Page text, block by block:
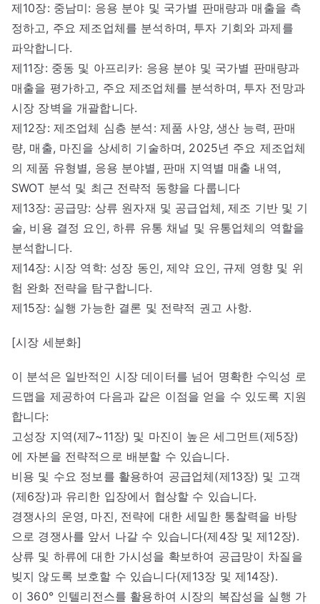
제10장: 중남미: 응용 분야 및 국가별 판매량과 매출을 측
정하고, 주요 제조업체를 분석하며, 투자 기회와 과제를
파악합니다.
제11장: 중동 및 아프리카: 응용 분야 및 국가별 판매량과
매출을 평가하고, 주요 제조업체를 분석하며, 투자 전망과
시장 장벽을 개괄합니다.
제12장: 제조업체 심층 분석: 제품 사양, 생산 능력, 판매
량, 매출, 마진을 상세히 기술하며, 2025년 주요 제조업체
의 제품 유형별, 응용 분야별, 판매 지역별 매출 내역,
SWOT 분석 및 최근 전략적 동향을 다룹니다
제13장: 공급망: 상류 원자재 및 공급업체, 제조 기반 및 기
술, 비용 결정 요인, 하류 유통 채널 및 유통업체의 역할을
분석합니다.
제14장: 시장 역학: 성장 동인, 제약 요인, 규제 영향 및 위
험 완화 전략을 탐구합니다.
제15장: 실행 가능한 결론 및 전략적 권고 사항.
[시장 세분화]
이 분석은 일반적인 시장 데이터를 넘어 명확한 수익성 로
드맵을 제공하여 다음과 같은 이점을 얻을 수 있도록 지원
합니다:
고성장 지역(제7~11장) 및 마진이 높은 세그먼트(제5장)
에 자본을 전략적으로 배분할 수 있습니다.
비용 및 수요 정보를 활용하여 공급업체(제13장) 및 고객
(제6장)과 유리한 입장에서 협상할 수 있습니다.
경쟁사의 운영, 마진, 전략에 대한 세밀한 통찰력을 바탕
으로 경쟁사를 앞서 나갈 수 있습니다(제4장 및 제12장).
상류 및 하류에 대한 가시성을 확보하여 공급망이 차질을
빚지 않도록 보호할 수 있습니다(제13장 및 제14장).
이 360° 인텔리전스를 활용하여 시장의 복잡성을 실행 가